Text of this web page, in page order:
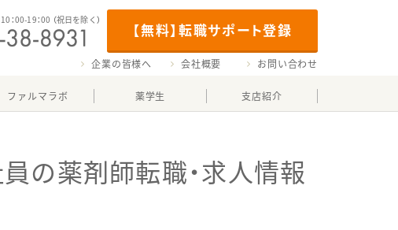
【無料】転職サポート登録
：00-19：00 （祝日を除く）
企業の皆様へ 会社概要 お問い合わせ
ファルマラボ 薬学生 支店紹介
の薬剤師転職・求人情報